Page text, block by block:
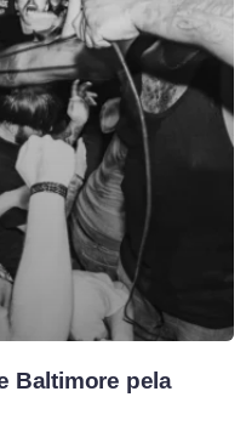
Baltimore pela